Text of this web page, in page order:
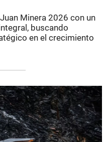
Minera 2026 con un
buscando
en el crecimiento